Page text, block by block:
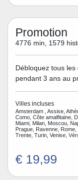
Promotion
4776 min, 1579
Débloquez tous
pendant 3 ans au
Villes incluses
Amsterdam , Assise,
Como, Côte amalfitaine,
Miami, Milan, Moscou,
Prague, Ravenne,
Trente, Turin, Venise,
€ 19,99